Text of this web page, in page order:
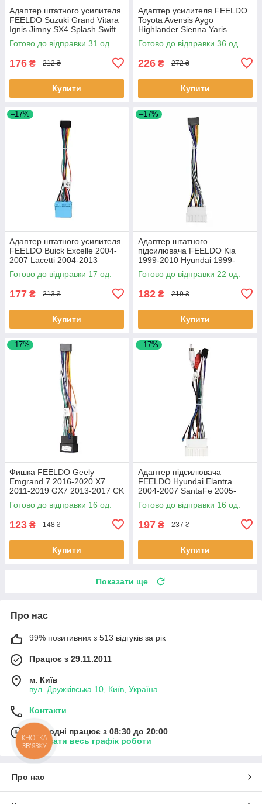
Адаптер штатного усилителя
FEELDO Suzuki Grand Vitara
Ignis Jimny SX4 Splash Swift
Liana Kizashi (2096) 31шт
Готово до відправки 31 од.
176 ₴ 212 ₴
Купити
Адаптер усилителя FEELDO
Toyota Avensis Aygo
Highlander Sienna Yaris
Tacoma Hilux Materia (6382)
36шт
Готово до відправки 36 од.
226 ₴ 272 ₴
Купити
–17%
Адаптер штатного усилителя
FEELDO Buick Excelle 2004-
2007 Lacetti 2004-2013
Nubira 2003-2010 (6774)
17шт
Готово до відправки 17 од.
177 ₴ 213 ₴
Купити
–17%
Адаптер штатного
підсилювача FEELDO Kia
1999-2010 Hyundai 1999-
2012 (6526) Хюндай Кіа 22
шт.
Готово до відправки 22 од.
182 ₴ 219 ₴
Купити
–17%
Фишка FEELDO Geely
Emgrand 7 2016-2020 X7
2011-2019 GX7 2013-2017 CK
2008-2016 (7506) 16шт
Готово до відправки 16 од.
123 ₴ 148 ₴
Купити
–17%
Адаптер підсилювача
FEELDO Hyundai Elantra
2004-2007 SantaFe 2005-
2012 Kia Rio 2005-2011
Sportaga 04-10 16шт
Готово до відправки 16 од.
197 ₴ 237 ₴
Купити
Показати ще
Про нас
99% позитивних з 513 відгуків за рік
Працює з 29.11.2011
м. Київ
вул. Дружківська 10, Київ, Україна
Контакти
Сьогодні працює з 08:30 до 20:00
Показати весь графік роботи
Про нас
КНОПКА
ЗВ'ЯЗКУ